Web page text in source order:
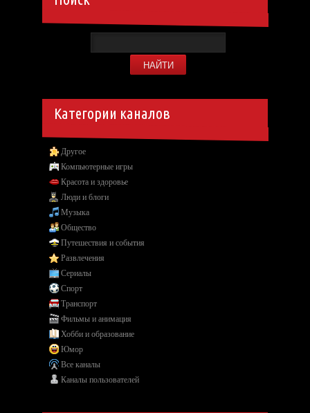
Категории каналов
Другое
Компьютерные игры
Красота и здоровье
Люди и блоги
Музыка
Общество
Путешествия и события
Развлечения
Сериалы
Спорт
Транспорт
Фильмы и анимация
Хобби и образование
Юмор
Все каналы
Каналы пользователей